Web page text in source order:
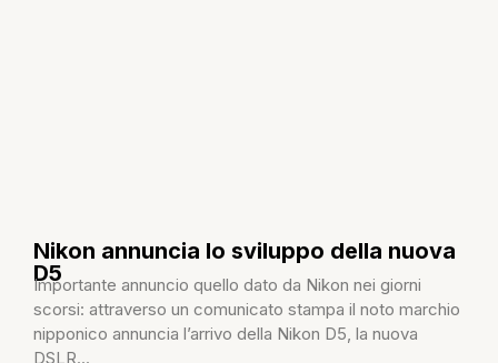
Nikon annuncia lo sviluppo della nuova
D5
Importante annuncio quello dato da Nikon nei giorni
scorsi: attraverso un comunicato stampa il noto marchio
nipponico annuncia l’arrivo della Nikon D5, la nuova
DSLR...